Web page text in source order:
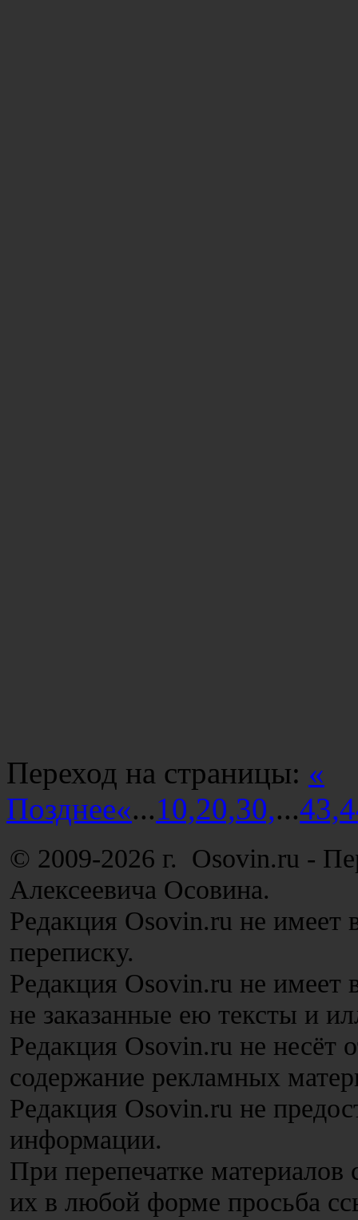
Переход на страницы: «
Позднее«...10,20,30,...43,
© 2009-2026 г. Osovin.ru -
Алексеевича Осовина.
Редакция Osovin.ru не имеет
переписку.
Редакция Osovin.ru не имеет
не заказанные ею тексты и
Редакция Osovin.ru не несёт
содержание рекламных
Редакция Osovin.ru не
информации.
При перепечатке
их в любой форме просьба